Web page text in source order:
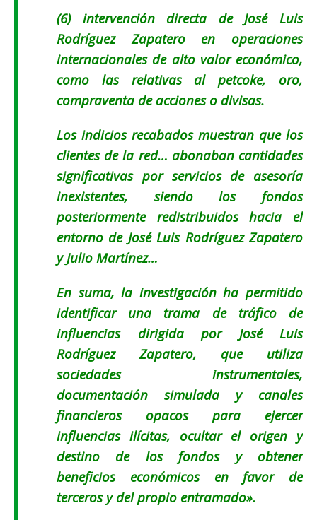
(6) intervención directa de José Luis
Rodríguez Zapatero en operaciones
internacionales de alto valor económico,
como las relativas al petcoke, oro,
compraventa de acciones o divisas.
Los indicios recabados muestran que los
clientes de la red… abonaban cantidades
significativas por servicios de asesoría
inexistentes, siendo los fondos
posteriormente redistribuidos hacia el
entorno de José Luis Rodríguez Zapatero
y Julio Martínez…
En suma, la investigación ha permitido
identificar una trama de tráfico de
influencias dirigida por José Luis
Rodríguez Zapatero, que utiliza
sociedades instrumentales,
documentación simulada y canales
financieros opacos para ejercer
influencias ilícitas, ocultar el origen y
destino de los fondos y obtener
beneficios económicos en favor de
terceros y del propio entramado».